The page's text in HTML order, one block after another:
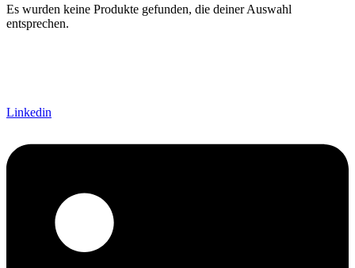
Es wurden keine Produkte gefunden, die deiner Auswahl
entsprechen.
Linkedin